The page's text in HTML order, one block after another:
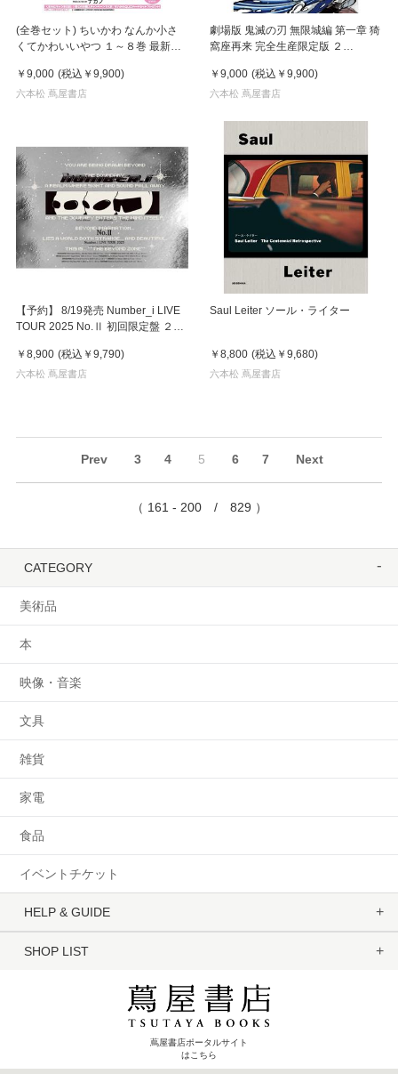
(全巻セット) ちいかわ なんか小さ
くてかわいいやつ １～８巻 最新８
￥9,000 (税込 ￥9,900)
六本松 蔦屋書店
劇場版 鬼滅の刃 無限城編 第一章 猗
窩座再来 完全生産限定版 ２
￥9,000 (税込 ￥9,900)
六本松 蔦屋書店
【予約】 8/19発売 Number_i LIVE
TOUR 2025 No.Ⅱ 初回限定盤 ２
￥8,900 (税込 ￥9,790)
六本松 蔦屋書店
Saul Leiter ソール・ライター
￥8,800 (税込 ￥9,680)
六本松 蔦屋書店
Prev 3 4 5 6 7 Next
（ 161 - 200 / 829 ）
CATEGORY
美術品
本
映像・音楽
文具
雑貨
家電
食品
イベントチケット
HELP & GUIDE
SHOP LIST
蔦屋書店ポータルサイト
はこちら